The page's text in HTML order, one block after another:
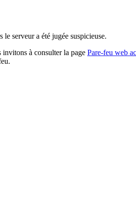
serveur a été jugée suspicieuse.
invitons à consulter la page Pare-feu web